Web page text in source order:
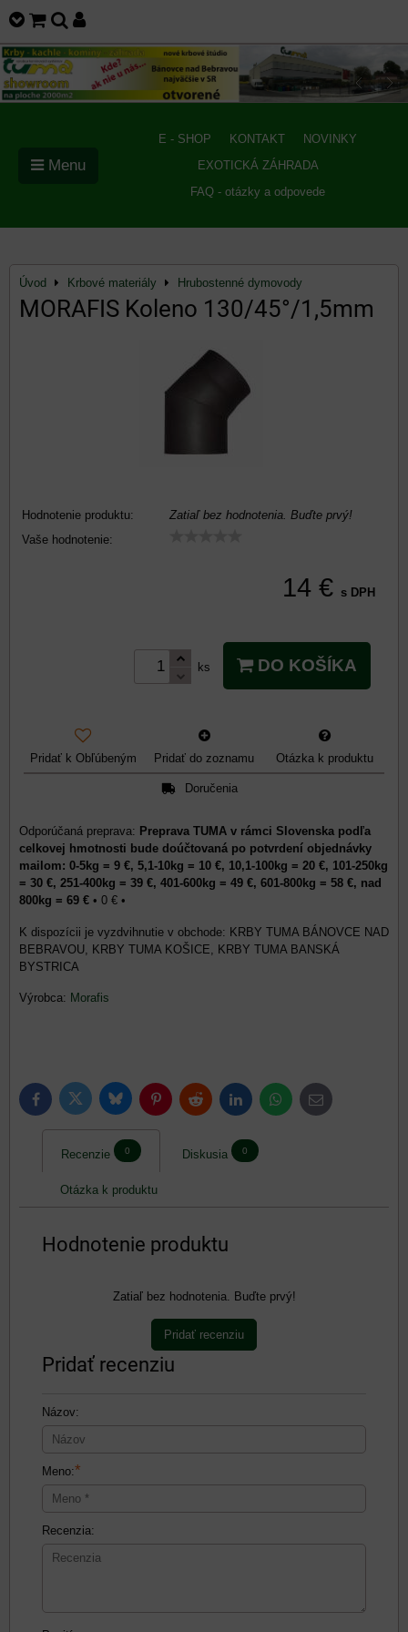
E - SHOP KONTAKT
NOVINKY
EXOTICKÁ ZÁHRADA
FAQ - otázky a odpovede
Menu
Úvod Krbové materiály Hrubostenné dymovody
MORAFIS Koleno 130/45°/1,5mm
Hodnotenie produktu:
Zatiaľ bez hodnotenia. Buďte prvý!
Vaše hodnotenie:
14 € s DPH
ks DO KOŠÍKA
Pridať k Obľúbeným Pridať do zoznamu Otázka k produktu
Doručenia
Preprava TUMA v rámci Slovenska podľa
celkovej hmotnosti bude doúčtovaná po potvrdení objednávky
mailom: 0-5kg = 9 €, 5,1-10kg = 10 €, 10,1-100kg = 20 €, 101-250kg
= 30 €, 251-400kg = 39 €, 401-600kg = 49 €, 601-800kg = 58 €, nad
800kg = 69 € • 0 € •
KRBY TUMA BÁNOVCE NAD
BEBRAVOU, KRBY TUMA KOŠICE, KRBY TUMA BANSKÁ
BYSTRICA
Výrobca: Morafis
FacebookTwitter BlueskyPinterestReddit LinkedInWhatsApp
E-
mail
Recenzie 0 Diskusia 0
Otázka k produktu
Hodnotenie produktu
Zatiaľ bez hodnotenia. Buďte prvý!
Pridať recenziu
Pridať recenziu
Názov:
Meno:*
Recenzia: